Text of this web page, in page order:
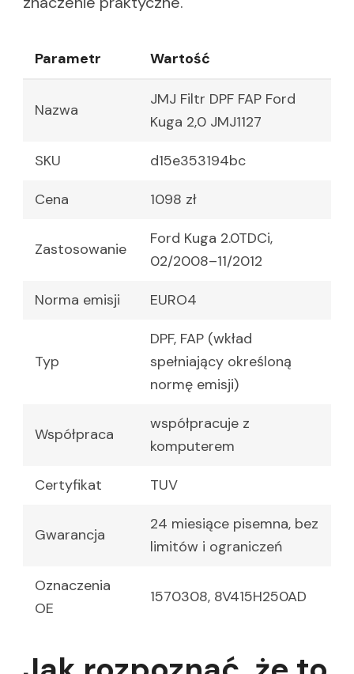
Parametr Wartość
Nazwa
JMJ Filtr DPF FAP Ford
Kuga 2,0 JMJ1127
SKU d15e353194bc
Cena 1098 zł
Zastosowanie
Ford Kuga 2.0TDCi,
02/2008–11/2012
Norma emisji EURO4
Typ
DPF, FAP (wkład
spełniający określoną
normę emisji)
Współpraca
współpracuje z
komputerem
Certyfikat TUV
Gwarancja
24 miesiące pisemna, bez
limitów i ograniczeń
Oznaczenia
OE
1570308, 8V415H250AD